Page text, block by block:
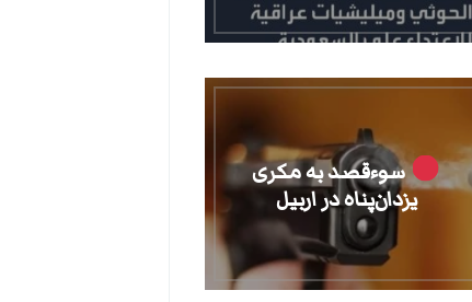
سوءقصد به مکری
یزدان‌پناه در اربیل